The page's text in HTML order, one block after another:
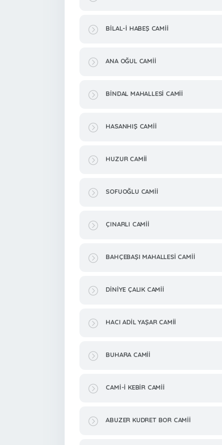
BİLAL-İ HABEŞ CAMİİ
ANA OĞUL CAMİİ
BİNDAL MAHALLESİ CAMİİ
HASANHIŞ CAMİİ
HUZUR CAMİİ
SOFUOĞLU CAMİİ
ÇINARLI CAMİİ
BAHÇEBAŞI MAHALLESİ CAMİİ
DİNİYE ÇALIK CAMİİ
HACI ADİL YAŞAR CAMİİ
BUHARA CAMİİ
CAMİ-İ KEBİR CAMİİ
ABUZER KUDRET BOR CAMİİ